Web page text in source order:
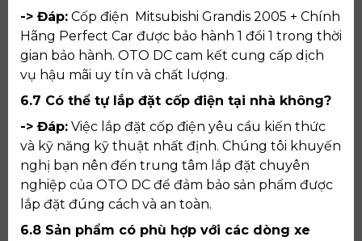
-> Đáp: Cốp điện Mitsubishi Grandis 2005 + Chính
Hãng Perfect Car được bảo hành 1 đổi 1 trong thời
gian bảo hành. OTO DC cam kết cung cấp dịch
vụ hậu mãi uy tín và chất lượng.
6.7 Có thể tự lắp đặt cốp điện tại nhà không?
-> Đáp: Việc lắp đặt cốp điện yêu cầu kiến thức
và kỹ năng kỹ thuật nhất định. Chúng tôi khuyến
nghị bạn nên đến trung tâm lắp đặt chuyên
nghiệp của OTO DC để đảm bảo sản phẩm được
lắp đặt đúng cách và an toàn.
6.8 Sản phẩm có phù hợp với các dòng xe